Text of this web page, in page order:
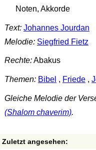
Noten, Akkorde
Text: Johannes Jourdan
Melodie: Siegfried Fietz
Rechte:Abakus
Themen: Bibel , Friede,
Gleiche Melodie der
(Shalom chaverim).
Zuletzt angesehen: